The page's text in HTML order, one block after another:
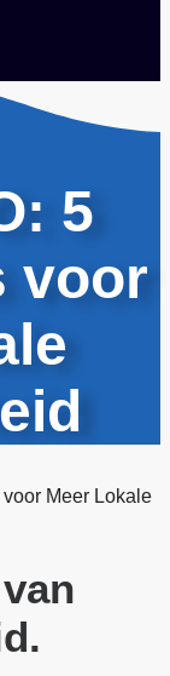
5
voor
Meer Lokale